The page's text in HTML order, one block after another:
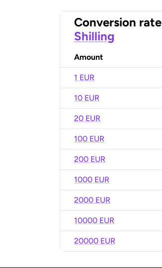
Conversion
Shilling
Amount
1 EUR
10 EUR
20 EUR
100 EUR
200 EUR
1000 EUR
2000 EUR
10000 EUR
20000 EUR